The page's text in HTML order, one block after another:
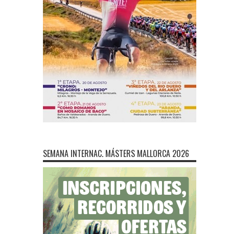
SEMANA INTERNAC. MÁSTERS MALLORCA 2026